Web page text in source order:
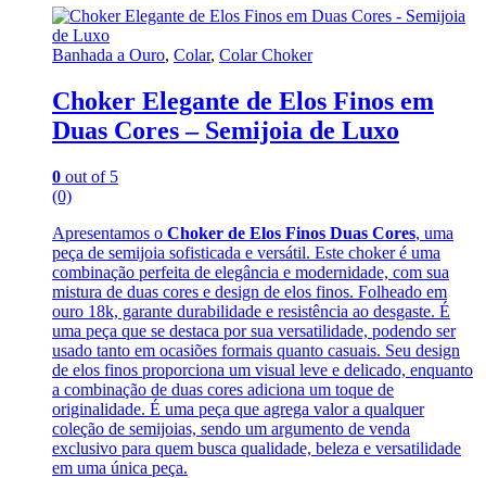
Banhada a Ouro, Colar, Colar Choker
Choker Elegante de Elos Finos em
Duas Cores – Semijoia de Luxo
0 out of 5
(0)
Apresentamos o Choker de Elos Finos Duas Cores, uma
peça de semijoia sofisticada e versátil. Este choker é uma
combinação perfeita de elegância e modernidade, com sua
mistura de duas cores e design de elos finos. Folheado em
ouro 18k, garante durabilidade e resistência ao desgaste. É
uma peça que se destaca por sua versatilidade, podendo ser
usado tanto em ocasiões formais quanto casuais. Seu design
de elos finos proporciona um visual leve e delicado, enquanto
a combinação de duas cores adiciona um toque de
originalidade. É uma peça que agrega valor a qualquer
coleção de semijoias, sendo um argumento de venda
exclusivo para quem busca qualidade, beleza e versatilidade
em uma única peça.